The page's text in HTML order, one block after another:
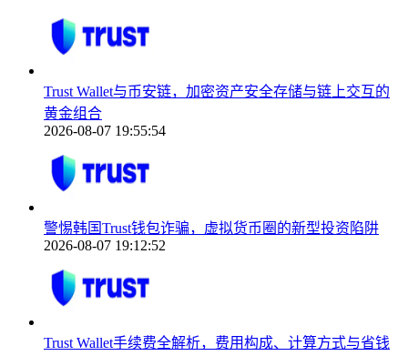
Trust Wallet与币安链，加密资产安全存储与链上交互的
黄金组合
2026-08-07 19:55:54
警惕韩国Trust钱包诈骗，虚拟货币圈的新型投资陷阱
2026-08-07 19:12:52
Trust Wallet手续费全解析，费用构成、计算方式与省钱